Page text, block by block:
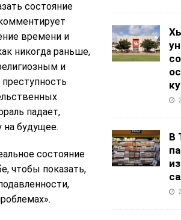
состояние
времени и
никогда раньше,
и
падает,
будущее.
состояние
чтобы показать,
В